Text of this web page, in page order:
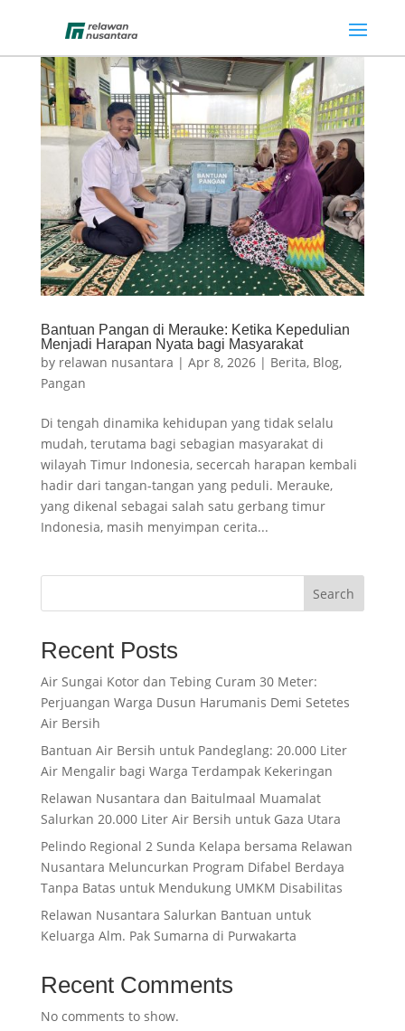
Bantuan Pangan di Merauke: Ketika Kepedulian
Menjadi Harapan Nyata bagi Masyarakat
by relawan nusantara | Apr 8, 2026| Berita, Blog,
Pangan
Di tengah dinamika kehidupan yang tidak selalu
mudah, terutama bagi sebagian masyarakat di
wilayah Timur Indonesia, secercah harapan kembali
hadir dari tangan-tangan yang peduli. Merauke,
yang dikenal sebagai salah satu gerbang timur
Indonesia, masih menyimpan cerita...
Search
Recent Posts
Air Sungai Kotor dan Tebing Curam 30 Meter:
Perjuangan Warga Dusun Harumanis Demi Setetes
Air Bersih
Bantuan Air Bersih untuk Pandeglang: 20.000 Liter
Air Mengalir bagi Warga Terdampak Kekeringan
Relawan Nusantara dan Baitulmaal Muamalat
Salurkan 20.000 Liter Air Bersih untuk Gaza Utara
Pelindo Regional 2 Sunda Kelapa bersama Relawan
Nusantara Meluncurkan Program Difabel Berdaya
Tanpa Batas untuk Mendukung UMKM Disabilitas
Relawan Nusantara Salurkan Bantuan untuk
Keluarga Alm. Pak Sumarna di Purwakarta
Recent Comments
No comments to show.